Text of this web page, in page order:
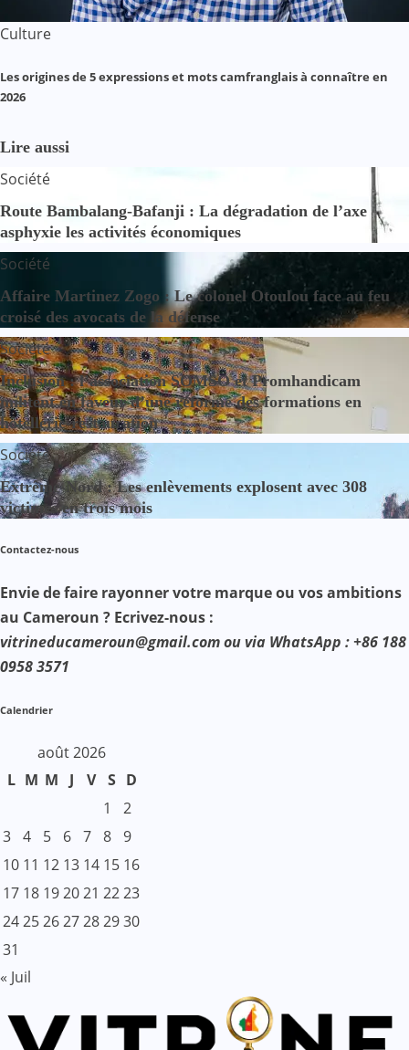
Culture
Les origines de 5 expressions et mots camfranglais à connaître en
2026
Lire aussi
Société
Route Bambalang-Bafanji : La dégradation de l’axe
asphyxie les activités économiques
Société
Affaire Martinez Zogo : Le colonel Otoulou face au feu
croisé des avocats de la défense
Société
Inclusion : l’association SOMSO et Promhandicam
militent en faveur d’une réforme des formations en
hôtellerie-restauration
Société
Extrême-Nord : Les enlèvements explosent avec 308
victimes en trois mois
Contactez-nous
Envie de faire rayonner votre marque ou vos ambitions
au Cameroun ? Ecrivez-nous :
vitrineducameroun@gmail.com ou via WhatsApp : +86 188
0958 3571
Calendrier
août 2026
L M M J V S D
1
2
3 4 5 6 7 8 9
10 11 12 13 14 15 16
17 18 192021 2223
24252627282930
31
« Juil